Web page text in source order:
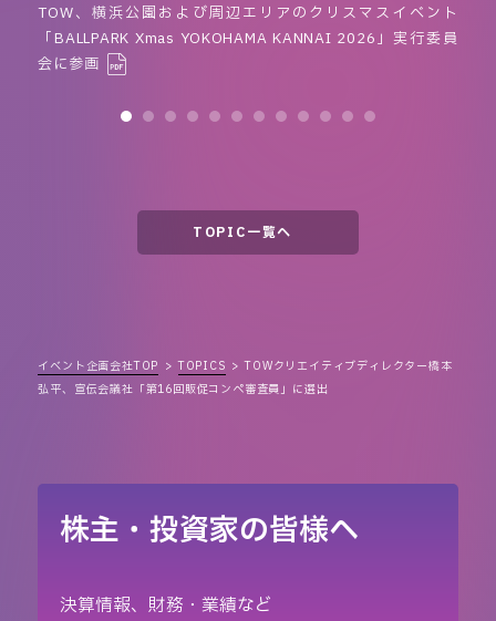
TOW、横浜公園および周辺エリアのクリスマスイベント
「BALLPARK Xmas YOKOHAMA KANNAI 2026」実行委員
会に参画
TOPIC一覧へ
イベント企画会社TOP TOPICS
TOWクリエイティブディレクター橋本
弘平、宣伝会議社「第16回販促コンペ審査員」に選出
株主・投資家の皆様へ
決算情報、財務・業績など